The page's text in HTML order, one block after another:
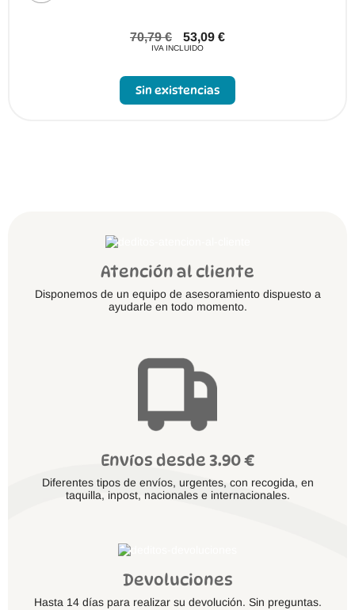
70,79€ 53,09 €
IVA INCLUIDO
Sin existencias
Atención al cliente
Disponemos de un equipo de asesoramiento dispuesto a
ayudarle en todo momento.
Envíos desde 3.90 €
Diferentes tipos de envíos, urgentes, con recogida, en
taquilla, inpost, nacionales e internacionales.
Devoluciones
Hasta 14 días para realizar su devolución. Sin preguntas.